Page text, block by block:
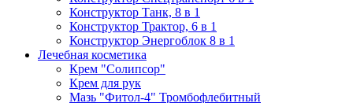
Конструктор Танк, 8 в 1
Конструктор Трактор, 6 в 1
Конструктор Энергоблок 8 в 1
Лечебная косметика
Крем "Солипсор"
Крем для рук
Мазь "Фитол-4" Тромбофлебитный